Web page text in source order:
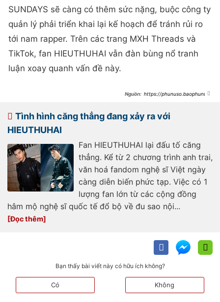
SUNDAYS sẽ càng có thêm sức nặng, buộc công ty
quản lý phải triển khai lại kế hoạch để tránh rủi ro
tới nam rapper. Trên các trang MXH Threads và
TikTok, fan HIEUTHUHAI vẫn đàn bùng nổ tranh
luận xoay quanh vấn đề này.
https://phunuso.baophunuth
kho-chiu-lam-roi-
193250210112823201.htm
Tình hình căng thẳng đang xảy ra với
HIEUTHUHAI
Fan HIEUTHUHAI lại đấu tố căng
thẳng. Kể từ 2 chương trình anh trai,
văn hoá fandom nghệ sĩ Việt ngày
càng diễn biến phức tạp. Việc có 1
lượng fan lớn từ các cộng đồng
hâm mộ nghệ sĩ quốc tế đổ bộ về đu sao nội...
Bạn thấy bài viết này có hữu ích không?
Có Không